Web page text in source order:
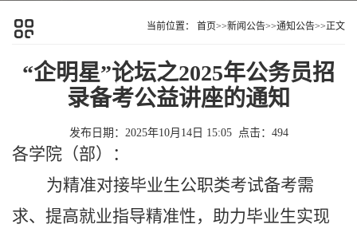
当前位置： 首页>>新闻公告>>通知公告>>正文
“企明星”论坛之2025年公务员招
录备考公益讲座的通知
发布日期：2025年10月14日 15:05 点击： 494
各学院（部）：
为精准对接毕业生公职类考试备考需
求、提高就业指导精准性，助力毕业生实现